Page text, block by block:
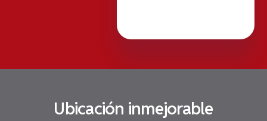
Ubicación inmejorable